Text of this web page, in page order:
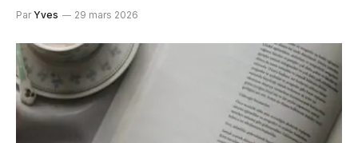
Par Yves 29 mars 2026